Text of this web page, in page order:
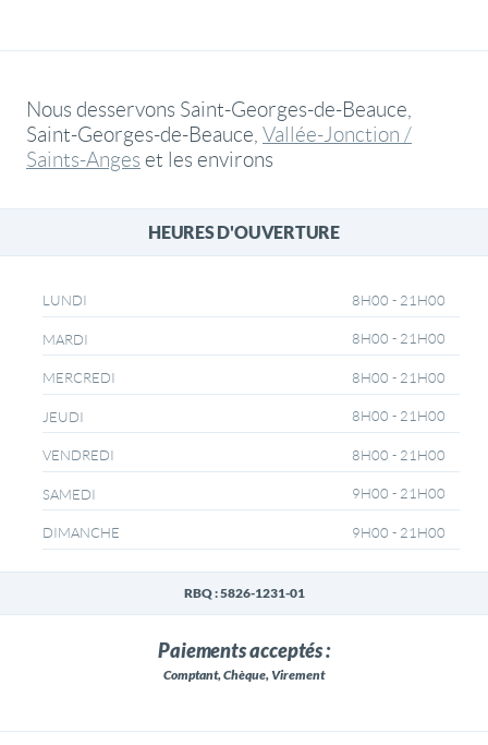
Nous desservons Saint-Georges-de-Beauce,
Saint-Georges-de-Beauce, Vallée-Jonction /
Saints-Anges et les environs
HEURES D'OUVERTURE
LUNDI 8H00 - 21H00
MARDI 8H00 - 21H00
MERCREDI 8H00 - 21H00
JEUDI 8H00 - 21H00
VENDREDI 8H00 - 21H00
SAMEDI 9H00 - 21H00
DIMANCHE 9H00 - 21H00
RBQ : 5826-1231-01
Paiements acceptés :
Comptant, Chèque, Virement